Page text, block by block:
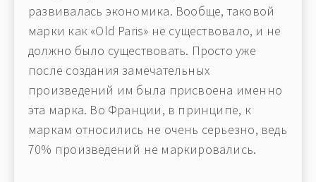
развивалась экономика. Вообще, таковой
марки как «Old Paris» не существовало, и не
должно было существовать. Просто уже
после создания замечательных
произведений им была присвоена именно
эта марка. Во Франции, в принципе, к
маркам относились не очень серьезно, ведь
70% произведений не маркировались.